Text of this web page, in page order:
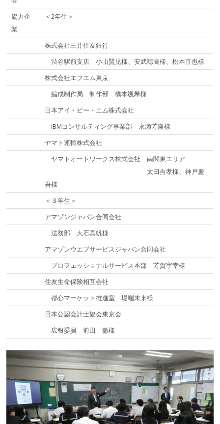
協力企
業
＜2年生＞
株式会社三井住友銀行
渋谷駅前支店 小山賢児様、安武穂高様、松本直也様
株式会社エフエム東京
編成制作局 制作部 橋本颯希様
日本アイ・ビー・エム株式会社
IBMコンサルティング事業部 永瀬芳隆様
ヤマト運輸株式会社
ヤマトオートワークス株式会社 南関東エリア
太田吉孝様、神戸慶
吾様
＜３年生＞
アマゾンジャパン合同会社
法務部 大石真帆様
アマゾンウエブサービスジャパン合同会社
プロフェッショナルサービス本部 芳賀宇幸様
住友生命保険相互会社
都心マーケット推進室 堀端未来様
日本公認会計士協会東京会
広報委員 前田 徹様